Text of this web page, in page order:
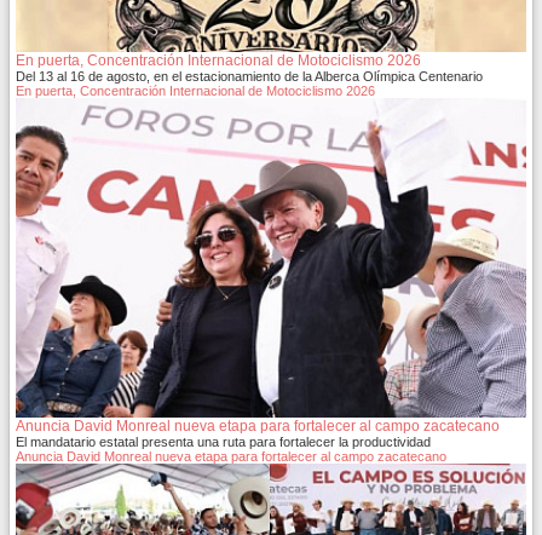
En puerta, Concentración Internacional de Motociclismo 2026
Del 13 al 16 de agosto, en el estacionamiento de la Alberca Olímpica Centenario
En puerta, Concentración Internacional de Motociclismo 2026
Anuncia David Monreal nueva etapa para fortalecer al campo zacatecano
El mandatario estatal presenta una ruta para fortalecer la productividad
Anuncia David Monreal nueva etapa para fortalecer al campo zacatecano